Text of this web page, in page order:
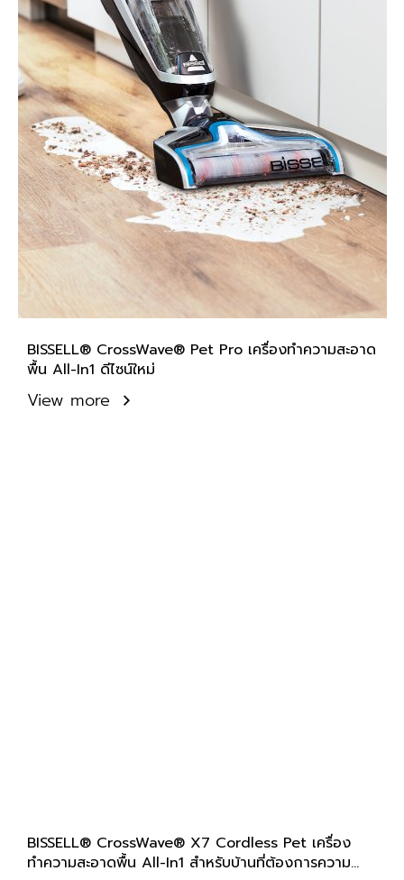
BISSELL® CrossWave® Pet Pro เครื่องทำความสะอาด
พื้น All-In1 ดีไซน์ใหม่
View more
BISSELL® CrossWave® X7 Cordless Pet เครื่อง
ทำความสะอาดพื้น All-In1 สำหรับบ้านที่ต้องการความ